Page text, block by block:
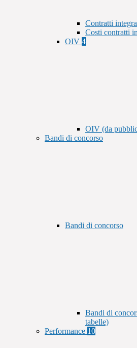
Contratti
Costi contratti
OIV 4
OIV (da
Bandi di concorso
Bandi di concorso
Bandi di
tabelle)
Performance 10